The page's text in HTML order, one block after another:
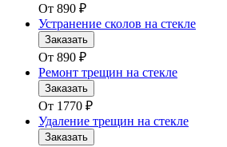
От 890 ₽
Устранение сколов на стекле
Заказать
От 890 ₽
Ремонт трещин на стекле
Заказать
От 1770 ₽
Удаление трещин на стекле
Заказать